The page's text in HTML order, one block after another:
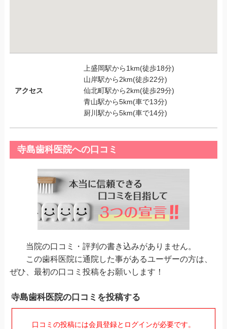
アクセス
上盛岡駅から1km(徒歩18分)
山岸駅から2km(徒歩22分)
仙北町駅から2km(徒歩29分)
青山駅から5km(車で13分)
厨川駅から5km(車で14分)
寺島歯科医院への口コミ
当院の口コミ・評判の書き込みがありません。
この歯科医院に通院した事があるユーザーの方は、
ぜひ、最初の口コミ投稿をお願いします！
寺島歯科医院の口コミを投稿する
口コミの投稿には会員登録とログインが必要です。